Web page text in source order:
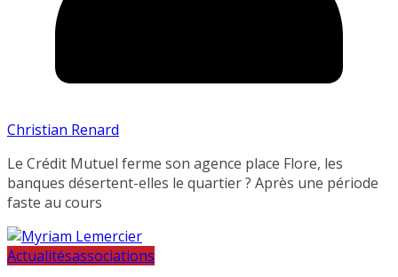
Christian Renard
Le Crédit Mutuel ferme son agence place Flore, les
banques désertent-elles le quartier ? Après une période
faste au cours
Actualitésassociations